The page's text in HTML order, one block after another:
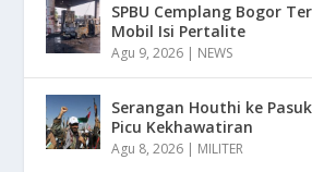
SPBU Cemplang Bogor
Mobil Isi Pertalite
Agu 9, 2026 | NEWS
Serangan Houthi ke
Picu Kekhawatiran
Agu 8, 2026 | MILITER